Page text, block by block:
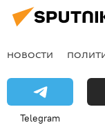
НОВОСТИ
Telegram